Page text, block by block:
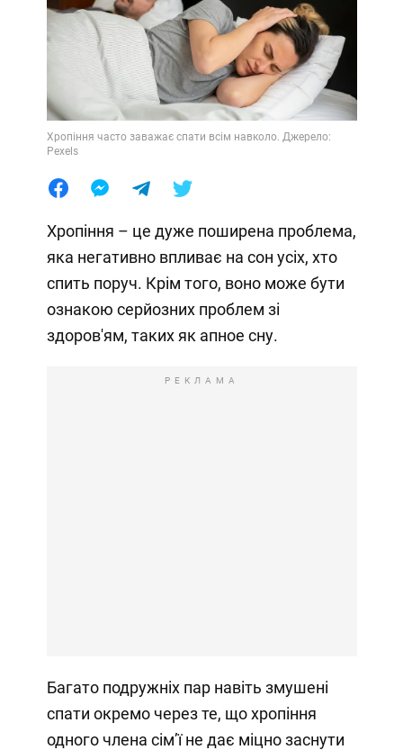
Хропіння часто заважає спати всім навколо. Джерело:
Pexels
Хропіння – це дуже поширена проблема,
яка негативно впливає на сон усіх, хто
спить поруч. Крім того, воно може бути
ознакою серйозних проблем зі
здоров'ям, таких як апное сну.
РЕКЛАМА
Багато подружніх пар навіть змушені
спати окремо через те, що хропіння
одного члена сімʼї не дає міцно заснути